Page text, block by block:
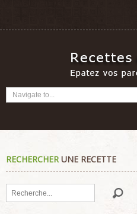
RECHERCHERUNE RECETTE
Rechercher